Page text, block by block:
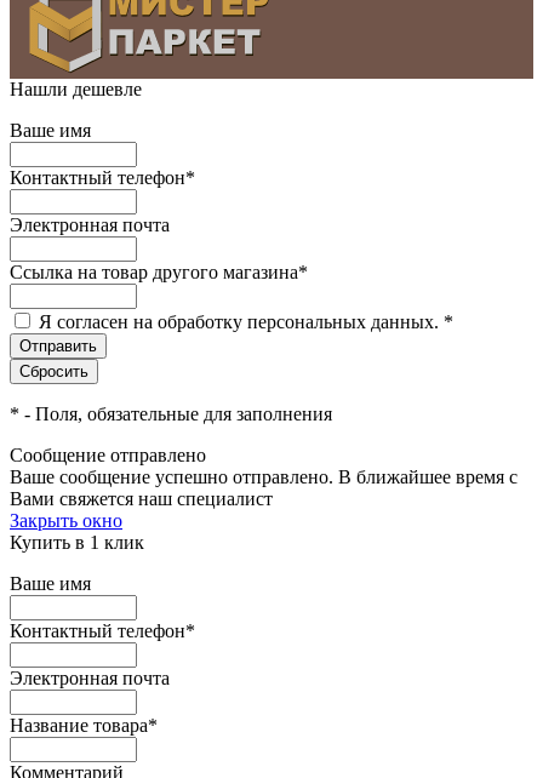
Нашли дешевле
Ваше имя
Контактный телефон*
Электронная почта
Ссылка на товар другого магазина*
Я согласен на обработку персональных данных. *
* - Поля, обязательные для заполнения
Сообщение отправлено
Ваше сообщение успешно отправлено. В ближайшее время с
Вами свяжется наш специалист
Закрыть окно
Купить в 1 клик
Ваше имя
Контактный телефон*
Электронная почта
Название товара*
Комментарий